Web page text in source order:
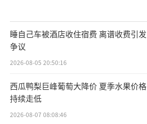
睡自己车被酒店收住宿费 离谱收费引发
争议
2026-08-05 20:50:16
西瓜鸭梨巨峰葡萄大降价 夏季水果价格
持续走低
2026-08-07 08:08:46